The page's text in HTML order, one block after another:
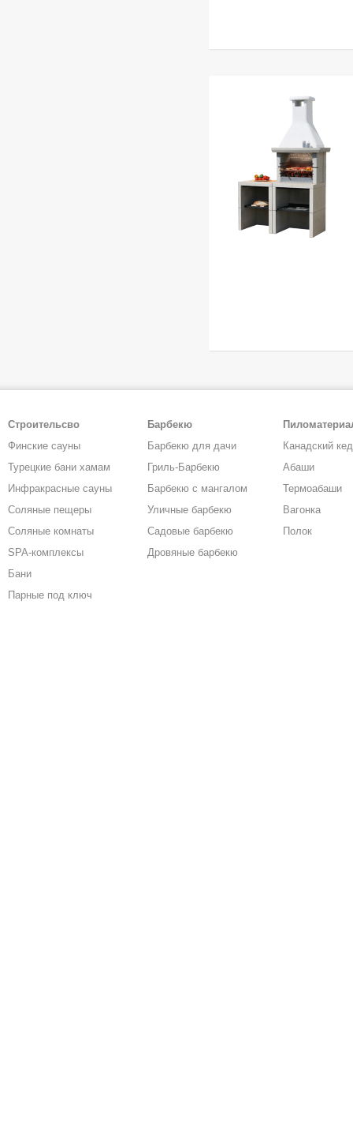
Строительсво
Финские сауны
Турецкие бани хамам
Инфракрасные сауны
Соляные пещеры
Соляные комнаты
SPA-комплексы
Бани
Парные под ключ
Барбекю
Барбекю для дачи
Гриль-Барбекю
Барбекю с мангалом
Уличные барбекю
Садовые барбекю
Дровяные барбекю
Канадский
Абаши
Термоабаши
Вагонка
Полок